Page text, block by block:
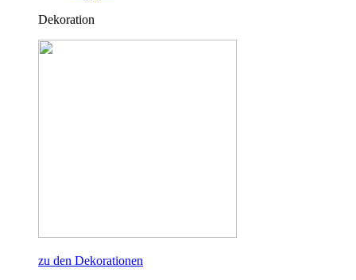
Dekoration
zu den Dekorationen